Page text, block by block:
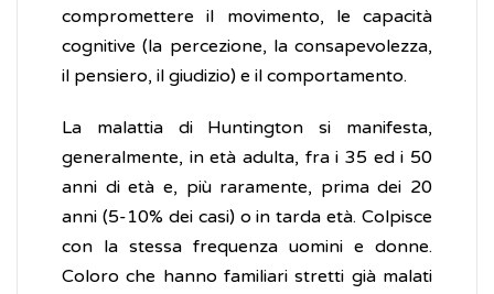
compromettere il movimento, le capacità
cognitive (la percezione, la consapevolezza,
il pensiero, il giudizio) e il comportamento.
La malattia di Huntington si manifesta,
generalmente, in età adulta, fra i 35 ed i 50
anni di età e, più raramente, prima dei 20
anni (5-10% dei casi) o in tarda età. Colpisce
con la stessa frequenza uomini e donne.
Coloro che hanno familiari stretti già malati